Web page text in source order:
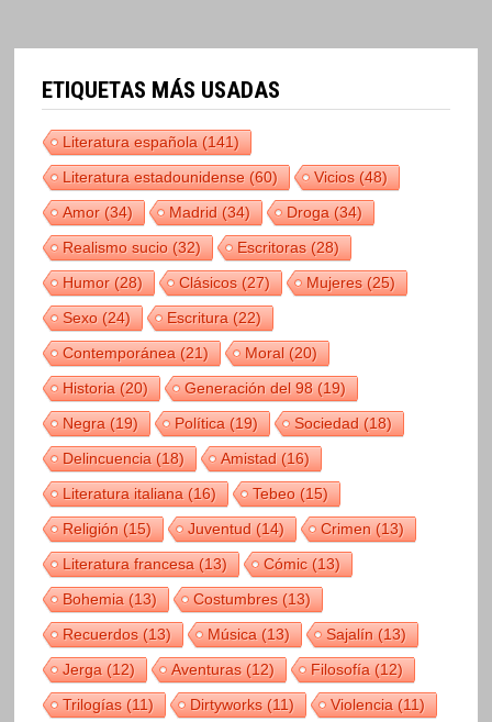
ETIQUETAS MÁS USADAS
Literatura española(141)
Literatura estadounidense(60) Vicios(48)
Amor(34) Madrid(34) Droga(34)
Realismo sucio(32) Escritoras(28)
Humor(28) Clásicos(27) Mujeres(25)
Sexo(24) Escritura(22)
Contemporánea(21) Moral(20)
Historia(20) Generación del 98(19)
Negra(19) Política(19) Sociedad(18)
Delincuencia(18) Amistad(16)
Literatura italiana(16) Tebeo(15)
Religión(15) Juventud(14) Crimen(13)
Literatura francesa(13) Cómic(13)
Bohemia(13) Costumbres(13)
Recuerdos(13) Música(13) Sajalín(13)
Jerga(12) Aventuras(12) Filosofía(12)
Trilogías(11) Dirtyworks(11) Violencia(11)